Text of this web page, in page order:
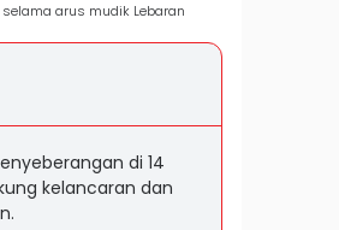
arus mudik Lebaran
di 14
kelancaran dan